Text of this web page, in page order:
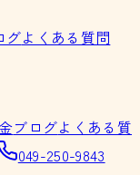
グよくある質問
ブログよくある質
049-250-9843